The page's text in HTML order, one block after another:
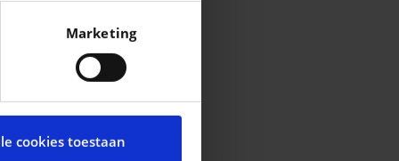
detailgedeeltein. U
media te bieden en om
met onze partners voor
andere informatie die u
Marketing
cookies toestaan